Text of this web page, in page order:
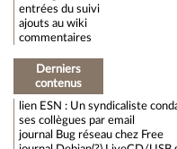
entrées du suivi
ajouts au wiki
commentaires
Derniers
contenus
lien ESN : Un syndicaliste
ses collègues par email
journal
Bug réseau chez Free